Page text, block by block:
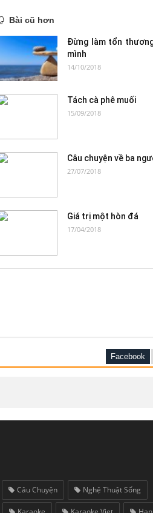
Bài cũ hơn
Đừng làm tổn
mình
14/10/2018
Tách cà phê muối
15/09/2018
Câu chuyện về ba
27/07/2018
Giá trị một hòn đá
17/04/2018
Facebook
Câu Chuyện Nghệ Thuật Sống